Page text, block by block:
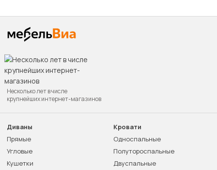
Несколько лет в числе
крупнейших интернет-магазинов
Диваны
Прямые
Угловые
Кушетки
Кровати
Односпальные
Полутороспальные
Двуспальные